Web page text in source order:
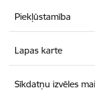
Piekļūstamība
Lapas karte
Sīkdatņu izvēles